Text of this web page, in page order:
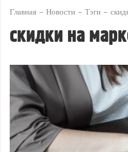
Главная Новости Тэги
скидки на